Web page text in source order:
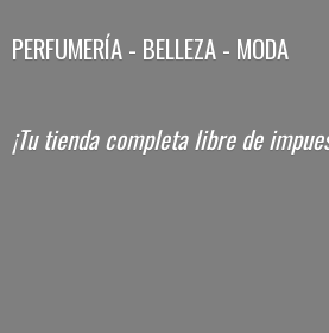
PERFUMERÍA - BELLEZA - MODA
¡Tu tienda completa librede